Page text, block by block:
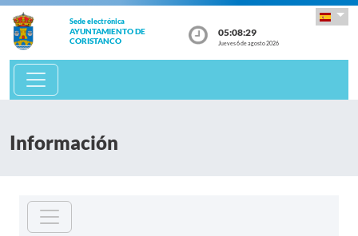
Sede electrónica
AYUNTAMIENTO DE
CORISTANCO
05:08:29
Jueves 6 de agosto 2026
Información